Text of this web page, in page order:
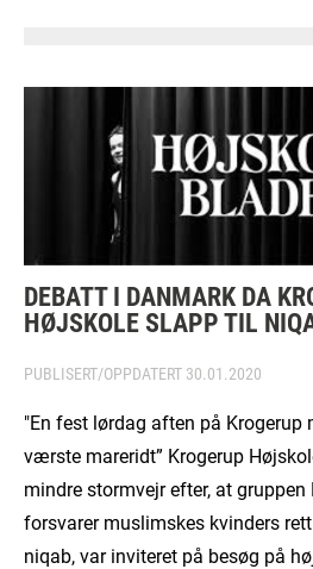
DEBATT I DANMARK DA
HØJSKOLE SLAPP TIL
PUBLISERT/OPPDATERT 30.01.2020
"En fest lørdag aften på
værste mareridt” Krogerup
mindre stormvejr efter, at
forsvarer muslimskes kvinders
niqab, var inviteret på besøg på